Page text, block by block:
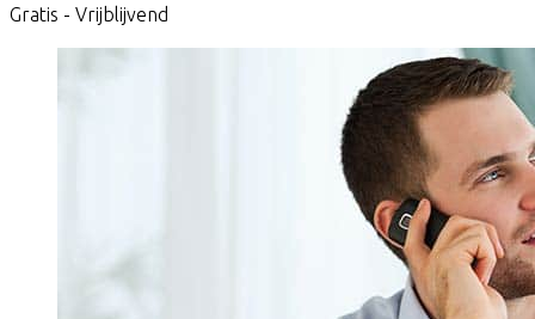
Gratis - Vrijblijvend